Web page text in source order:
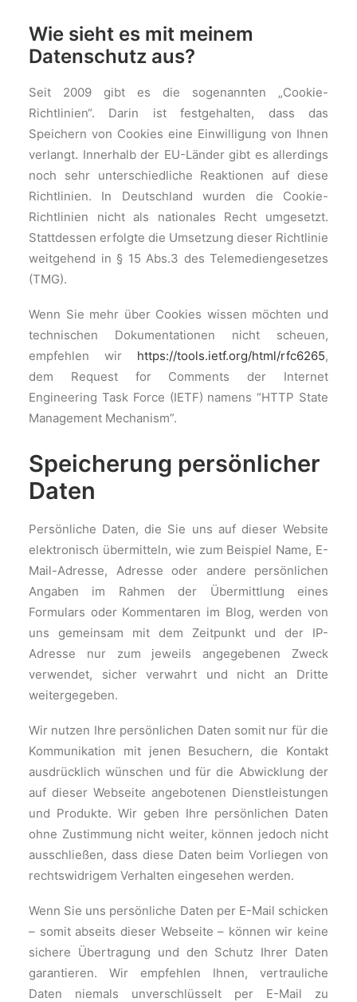
Wie sieht es mit meinem
Datenschutz aus?
Seit 2009 gibt es die sogenannten „Cookie-
Richtlinien“. Darin ist festgehalten, dass das
Speichern von Cookies eine Einwilligung von Ihnen
verlangt. Innerhalb der EU-Länder gibt es allerdings
noch sehr unterschiedliche Reaktionen auf diese
Richtlinien. In Deutschland wurden die Cookie-
Richtlinien nicht als nationales Recht umgesetzt.
Stattdessen erfolgte die Umsetzung dieser Richtlinie
weitgehend in § 15 Abs.3 des Telemediengesetzes
(TMG).
Wenn Sie mehr über Cookies wissen möchten und
technischen Dokumentationen nicht scheuen,
empfehlen wir https://tools.ietf.org/html/rfc6265,
dem Request for Comments der Internet
Engineering Task Force (IETF) namens “HTTP State
Management Mechanism”.
Speicherung persönlicher
Daten
Persönliche Daten, die Sie uns auf dieser Website
elektronisch übermitteln, wie zum Beispiel Name, E-
Mail-Adresse, Adresse oder andere persönlichen
Angaben im Rahmen der Übermittlung eines
Formulars oder Kommentaren im Blog, werden von
uns gemeinsam mit dem Zeitpunkt und der IP-
Adresse nur zum jeweils angegebenen Zweck
verwendet, sicher verwahrt und nicht an Dritte
weitergegeben.
Wir nutzen Ihre persönlichen Daten somit nur für die
Kommunikation mit jenen Besuchern, die Kontakt
ausdrücklich wünschen und für die Abwicklung der
auf dieser Webseite angebotenen Dienstleistungen
und Produkte. Wir geben Ihre persönlichen Daten
ohne Zustimmung nicht weiter, können jedoch nicht
ausschließen, dass diese Daten beim Vorliegen von
rechtswidrigem Verhalten eingesehen werden.
Wenn Sie uns persönliche Daten per E-Mail schicken
– somit abseits dieser Webseite – können wir keine
sichere Übertragung und den Schutz Ihrer Daten
garantieren. Wir empfehlen Ihnen, vertrauliche
Daten niemals unverschlüsselt per E-Mail zu